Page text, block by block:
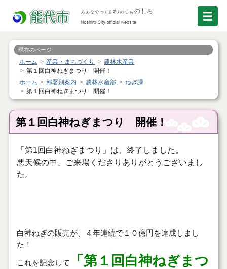
現在のページ
ホーム 産業・まちづくり
農林水産業
第１回白神ねぎまつり 開催！
ホーム
部署別案内 農林水産部
ねぎ課
第１回白神ねぎまつり 開催！
第１回白神ねぎまつり 開催！
「第1回白神ねぎまつり」は、終了しました。
悪天候の中、ご来場くださりありがとうございまし
た。
白神ねぎの販売が、４年連続で１０億円を達成しまし
た！
これを記念して
「第１回白神ねぎまつ